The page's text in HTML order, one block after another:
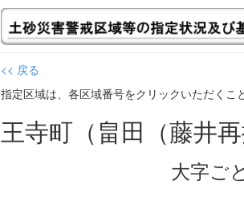
<< 戻る
指定区域は、各区域番号をクリックいただくこ
王寺町（畠田（藤井
大字ご